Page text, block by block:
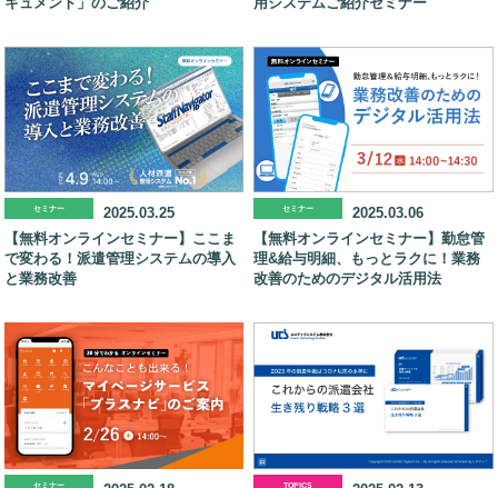
セミナー
2025.03.25
【無料オンラインセミナー】ここま
で変わる！派遣管理システムの導入
と業務改善
セミナー
2025.03.06
【無料オンラインセミナー】勤怠管
理&給与明細、もっとラクに！業務
改善のためのデジタル活用法
セミナー TOPICS